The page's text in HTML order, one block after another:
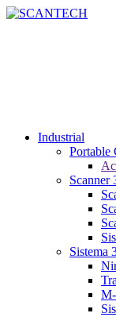
Industrial
Portable
Scanner
Sistema